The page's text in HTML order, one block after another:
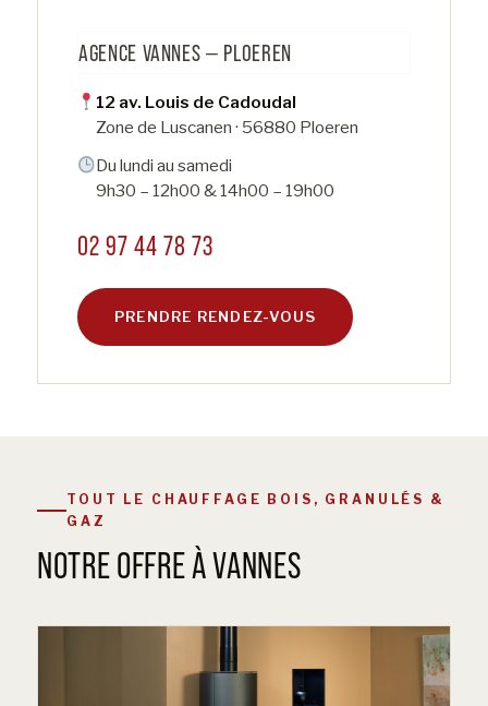
AGENCE VANNES — PLOEREN
12 av. Louis de Cadoudal
Zone de Luscanen · 56880 Ploeren
Du lundi au samedi
9h30 – 12h00 & 14h00 – 19h00
02 97 44 78 73
PRENDRE RENDEZ-VOUS
TOUT LE CHAUFFAGE BOIS, GRANULÉS &
GAZ
NOTRE OFFRE À VANNES